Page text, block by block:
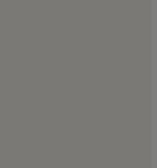
e Paços de Vilharigues
da Trapa